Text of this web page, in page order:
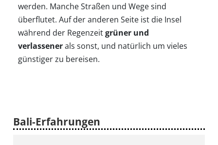
werden. Manche Straßen und Wege sind
überflutet. Auf der anderen Seite ist die Insel
während der Regenzeitgrüner und
verlassenerals sonst, und natürlich um vieles
günstiger zu bereisen.
Bali-Erfahrungen